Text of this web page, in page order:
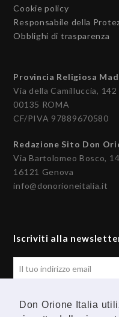
Don Orione Italia
Cookie policy
Responsabile della
Obblighi di trasparenza
Provincia Religiosa
Via della Camilluccia, 142
00135 ROMA
CF/PIVA 97889670580
Redazione Sito Don
Via Bartolomeo Bosco, 14
16121 Genova
info@donorioneitalia.it
Iscriviti alla
Seguici